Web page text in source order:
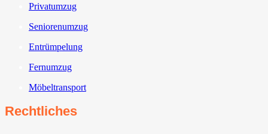
Privatumzug
Seniorenumzug
Entrümpelung
Fernumzug
Möbeltransport
Rechtliches